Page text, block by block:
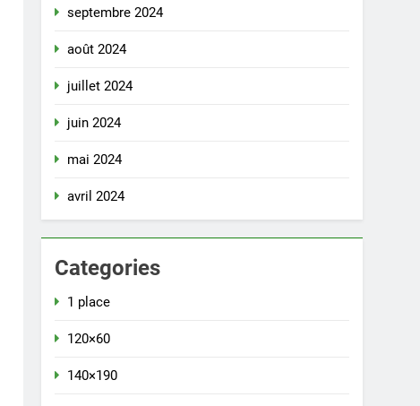
septembre 2024
août 2024
juillet 2024
juin 2024
mai 2024
avril 2024
Categories
1 place
120×60
140×190